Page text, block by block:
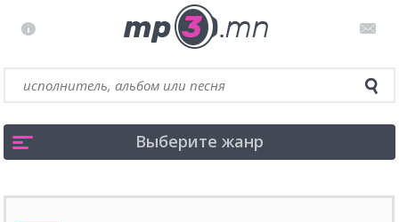
Выберите жанр